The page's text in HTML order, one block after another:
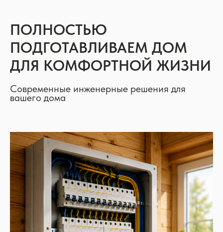
ПОЛНОСТЬЮ
ПОДГОТАВЛИВАЕМ ДОМ
ДЛЯ КОМФОРТНОЙ ЖИЗНИ
Современные инженерные решения для
вашего дома